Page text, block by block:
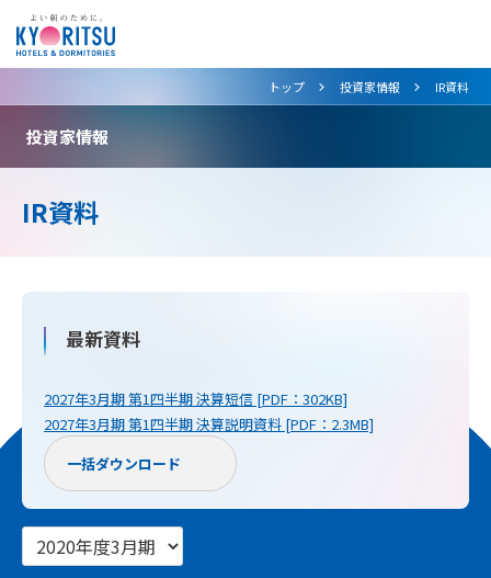
トップ >
投資家情報 >
IR資料
投資家情報
IR資料
最新資料
2027年3月期 第1四半期 決算短信 [PDF：302KB]
2027年3月期 第1四半期 決算説明資料 [PDF：2.3MB]
一括ダウンロード